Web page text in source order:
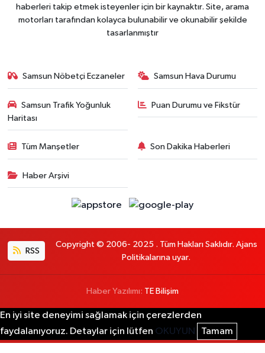
haberleri takip etmek isteyenler için bir kaynaktır. Site, arama
motorları tarafından kolayca bulunabilir ve okunabilir şekilde
tasarlanmıştır
Samsun Nöbetçi Eczaneler Samsun Hava Durumu
Samsun Trafik Yoğunluk
Haritası
Puan Durumu ve Fikstür
Tüm Manşetler Son Dakika Haberleri
Haber Arşivi
RSS
Copyright © 2006- 2025 . Tüm Hakları Saklıdır. Ajans
Politikalarına uyar.
Haber Yazılımı: TE Bilişim
En iyi site deneyimi sağlamak için çerezlerden
faydalanıyoruz. Detaylar için lütfen OKUYUN Tamam